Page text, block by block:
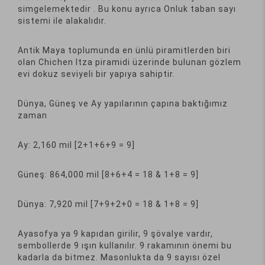
simgelemektedir . Bu konu ayrıca Onluk taban sayı
sistemi ile alakalıdır.
Antik Maya toplumunda en ünlü piramitlerden biri
olan Chichen Itza piramidi üzerinde bulunan gözlem
evi dokuz seviyeli bir yapıya sahiptir.
Dünya, Güneş ve Ay yapılarının çapına baktığımız
zaman
Ay: 2,160 mil [2+1+6+9 = 9]
Güneş: 864,000 mil [8+6+4 = 18 & 1+8 = 9]
Dünya: 7,920 mil [7+9+2+0 = 18 & 1+8 = 9]
Ayasofya ya 9 kapıdan girilir, 9 şövalye vardır,
sembollerde 9 ışın kullanılır. 9 rakamının önemi bu
kadarla da bitmez. Masonlukta da 9 sayısı özel